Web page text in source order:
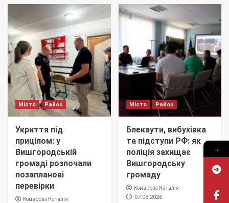
Місто Район
Укриття під
прицілом: у
Вишгородській
громаді розпочали
позапланові
перевірки
Комарова Наталія
Місто Район
Блекаути, вибухівка
та підступи РФ: як
поліція захищає
Вишгородську
громаду
Комарова Наталія
07.08.2026
→